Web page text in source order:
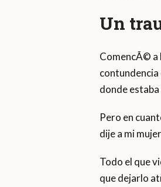
Un
ComencÃ© a
contundencia
donde
Pero en
dije a mi
Todo el que
que dejarlo